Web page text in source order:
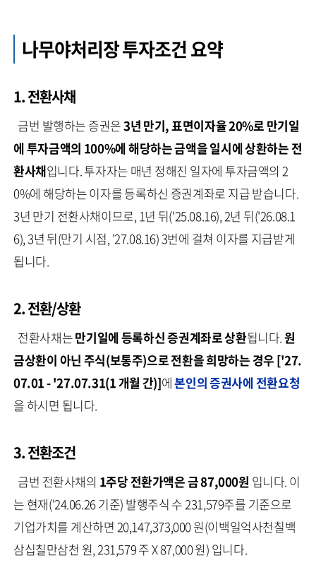
나무야처리장 투자조건 요약
1. 전환사채
금번 발행하는 증권은3년 만기, 표면이자율 20%로 만기일
에 투자금액의 100%에 해당하는 금액을 일시에 상환하는 전
환사채입니다. 투자자는 매년 정해진 일자에 투자금액의 2
0%에 해당하는 이자를 등록하신 증권계좌로 지급 받습니다.
3년 만기 전환사채이므로, 1년 뒤('25.08.16), 2년 뒤('26.08.1
6), 3년 뒤(만기 시점, '27.08.16) 3번에 걸쳐 이자를 지급받게
됩니다.
2. 전환/상환
전환사채는만기일에 등록하신 증권계좌로 상환됩니다.원
금상환이 아닌 주식(보통주)으로 전환을 희망하는 경우 ['27.
07.01 - '27.07.31(1 개월 간)]에본인의 증권사에 전환요청
을 하시면 됩니다.
3. 전환조건
금번 전환사채의 1주당 전환가액은 금 87,000원 입니다. 이
는 현재('24.06.26 기준) 발행주식 수 231,579주를 기준으로
기업가치를 계산하면 20,147,373,000 원(이백일억사천칠백
삼십칠만삼천 원, 231,579 주 X 87,000 원) 입니다.